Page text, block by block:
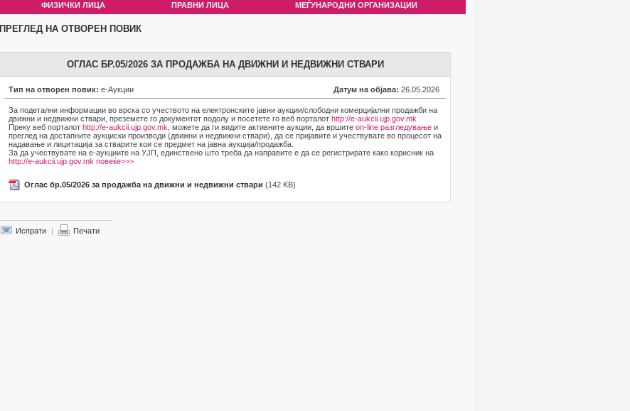
ФИЗИЧКИ ЛИЦА ПРАВНИ ЛИЦА МЕЃУНАРОДНИ ОРГАНИЗАЦИИ
ПРЕГЛЕД НА ОТВОРЕН ПОВИК
ОГЛАС БР.05/2026 ЗА ПРОДАЖБА НА ДВИЖНИ И НЕДВИЖНИ СТВАРИ
Тип на отворен повик: е-Аукции Датум на објава: 26.05.2026
За подетални информации во врска со учеството на електронските јавни аукции/слободни комерцијални продажби на
движни и недвижни ствари, преземете го документот подолу и посетете го веб порталот http://e-aukcii.ujp.gov.mk
Преку веб порталот http://e-aukcii.ujp.gov.mk , можете да ги видите активните аукции, да вршите on-line разгледување и
преглед на достапните аукциски производи (движни и недвижни ствари), да се пријавите и учествувате во процесот на
надавање и лицитација за стварите кои се предмет на јавна аукција/продажба.
За да учествувате на е-аукциите на УЈП, единствено што треба да направите е да се регистрирате како корисник на
http://e-aukcii.ujp.gov.mk повеќе>>>
Оглас бр.05/2026 за продажба на движни и недвижни ствари (142 KB)
Испрати | Печати